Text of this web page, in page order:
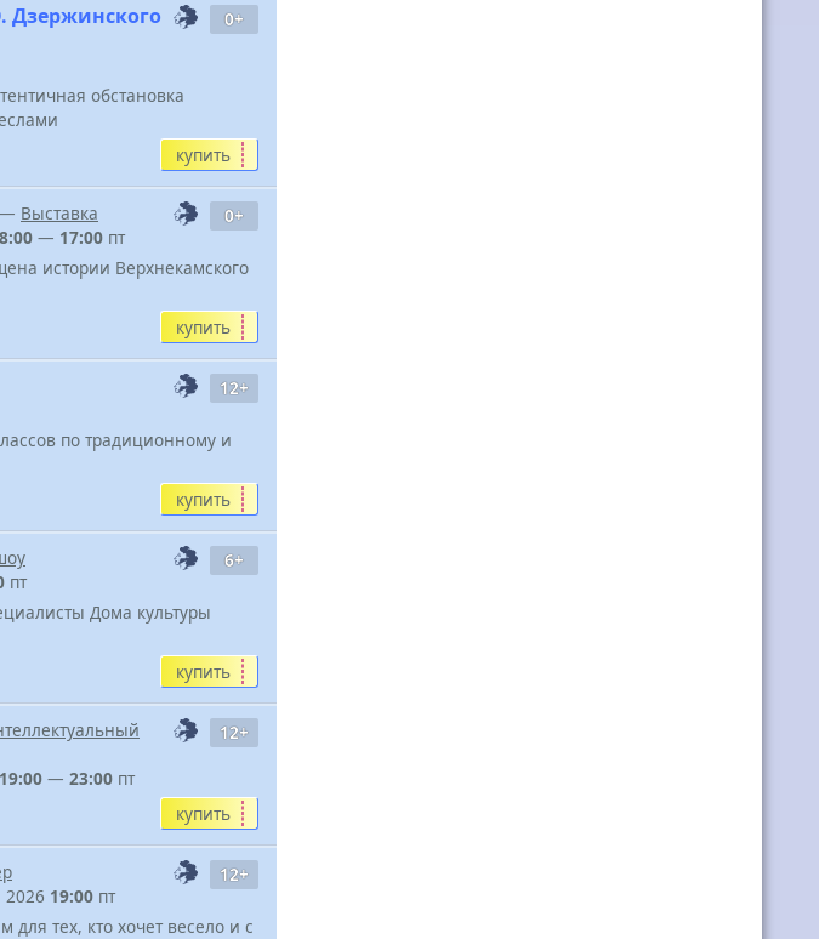
0+
Дзержинского
обстановка
купить
0+
— Выставка
— 17:00 пт
истории Верхнекамского
купить
12+
по традиционному и
купить
6+
пт
Дома культуры
купить
12+
19:00 — 23:00 пт
купить
12+
2026 19:00 пт
тех, кто хочет весело и с